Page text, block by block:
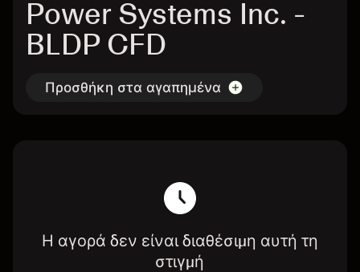
Power Systems Inc. -
BLDP CFD
Προσθήκη στα αγαπημένα
Η αγορά δεν είναι διαθέσιμη αυτή τη
στιγμή